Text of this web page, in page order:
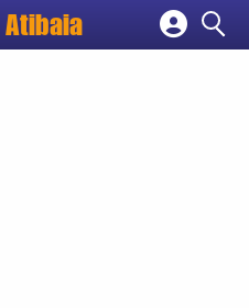
Atibaia